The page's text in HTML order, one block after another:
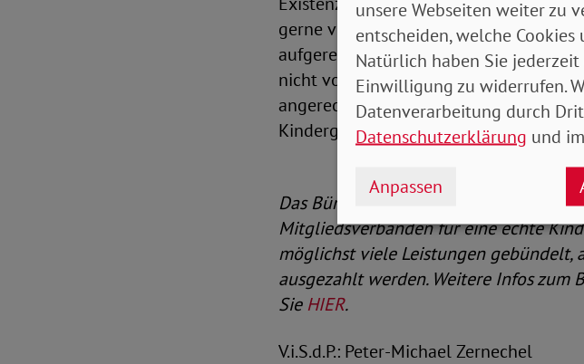
gerne verschwiegen, dass viele der
aufgerechnet werden. So profitieren
nicht von der Kindergelderhöhung.
angerechnet. Wir brauchen darum
Kindergrundsicherung“, so Engelmeier.
Das Bündnis Kindergrundsicherung
Mitgliedsverbänden für eine echte
möglichst viele Leistungen gebündelt,
ausgezahlt werden. Weitere Infos
Sie HIER.
V.i.S.d.P.: Peter-Michael Zernechel
unsere Webseiten weiter zu
entscheiden, welche
Natürlich haben Sie
Einwilligung zu widerrufen.
Datenverarbeitung durch
Datenschutzerklärung und im
Anpassen